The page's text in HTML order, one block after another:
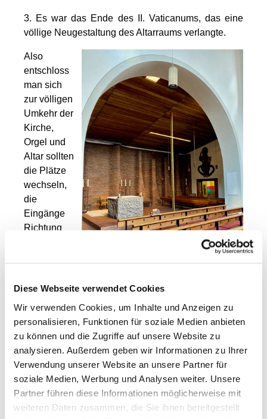
Diese Webseite verwendet Cookies
Wir verwenden Cookies, um Inhalte und Anzeigen zu
personalisieren, Funktionen für soziale Medien anbieten
zu können und die Zugriffe auf unsere Website zu
analysieren. Außerdem geben wir Informationen zu Ihrer
Verwendung unserer Website an unsere Partner für
soziale Medien, Werbung und Analysen weiter. Unsere
Partner führen diese Informationen möglicherweise mit
weiteren Daten zusammen, die Sie ihnen bereitgestellt
3. Es war das Ende des II. Vaticanums, das eine
völlige Neugestaltung des Altarraums verlangte.
Also
entschloss
man sich
zur völligen
Umkehr der
Kirche,
Orgel und
Altar sollten
die Plätze
wechseln,
die
Eingänge
Richtung
zur
Pfarrer Georg Ketz wurde für die Gestaltung des
Altarraumes der über die Grenzen Deutschlands
hinaus bekannte Dresdener Künstler Friedrich
Press gewonnen. Von ihm stammt die für die
Christen der damaligen DDR hoffnungsvoll
stimmende Idee, dass die Wellen des roten Meeres
stillstehen müssen, während als Dank für die
Führung Gottes durch das „Rote Meer“ das